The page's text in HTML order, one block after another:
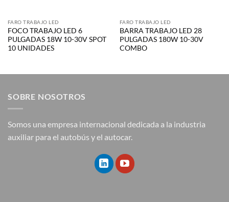
FARO TRABAJO LED
FOCO TRABAJO LED 6
PULGADAS 18W 10-30V SPOT
10 UNIDADES
FARO TRABAJO LED
BARRA TRABAJO LED 28
PULGADAS 180W 10-30V
COMBO
SOBRE NOSOTROS
Somos una empresa internacional dedicada a la industria
auxiliar para el autobús y el autocar.